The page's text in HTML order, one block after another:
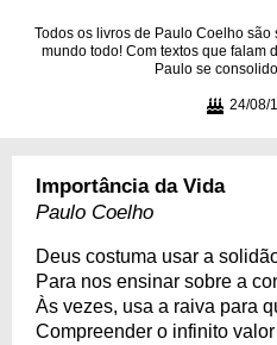
Todos os livros de Paulo Coelho
mundo todo! Com textos que falam
Paulo se
24/08/
Importância da Vida
Paulo Coelho
Deus costuma usar a
Para nos ensinar sobre a
Às vezes, usa a raiva para
Compreender o infinito